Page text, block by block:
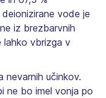
vode je
iz brezbarvnih
vbrizga v
nevarnih učinkov.
ne bo imel vonja po